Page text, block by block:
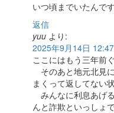
いつ頃までいたんで
返信
yuu より:
2025年9月14日
ここにはもう三年前
そのあと地元北見
まくって返してない
みんなに利息あげ
んと詐欺といっしょ